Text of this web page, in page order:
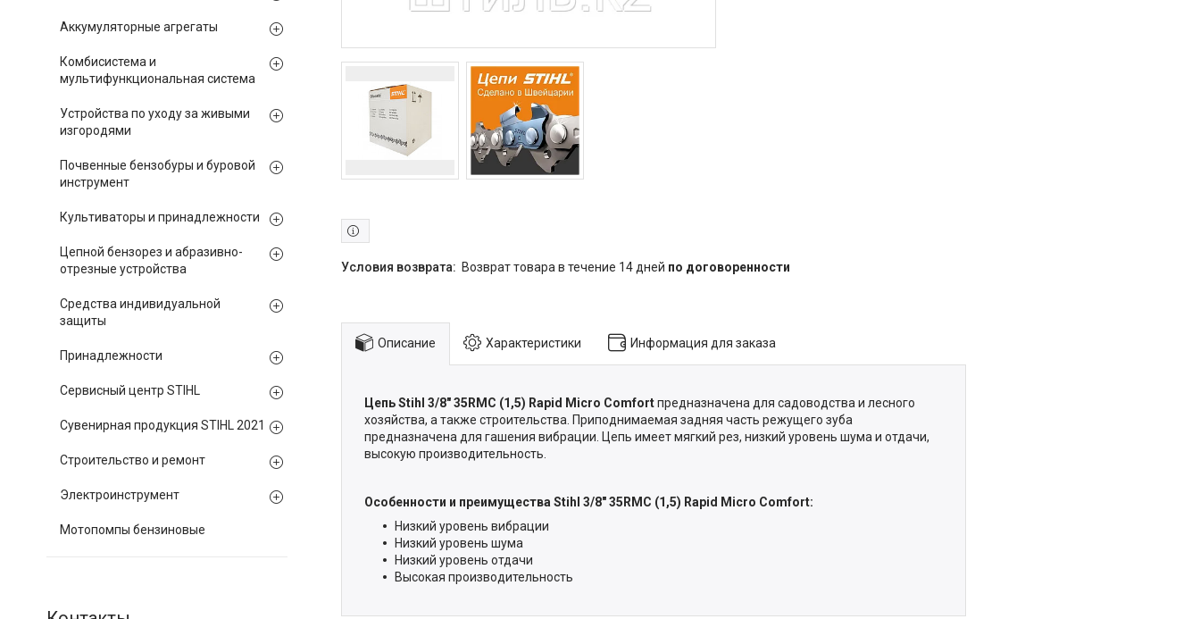
возврат товара в течение 14 дней по договоренности
Описание Характеристики Информация для заказа
Цепь Stihl 3/8" 35RMC (1,5) Rapid Micro Comfortпредназначена для садоводства и лесного
хозяйства, а также строительства. Приподнимаемая задняя часть режущего зуба
предназначена для гашения вибрации. Цепь имеет мягкий рез, низкий уровень шума и отдачи,
высокую производительность.
Особенности и преимущества Stihl 3/8" 35RMC (1,5) Rapid Micro Comfort:
Низкий уровень вибрации
Низкий уровень шума
Низкий уровень отдачи
Высокая производительность
Аккумуляторные агрегаты
Комбисистема и
мультифункциональная система
Устройства по уходу за живыми
изгородями
Почвенные бензобуры и буровой
инструмент
Культиваторы и принадлежности
Цепной бензорез и абразивно-
отрезные устройства
Средства индивидуальной
защиты
Принадлежности
Сервисный центр STIHL
Сувенирная продукция STIHL 2021
Строительство и ремонт
Электроинструмент
Мотопомпы бензиновые